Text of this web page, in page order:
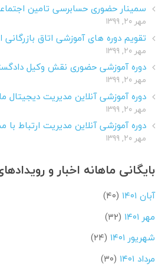
سمینار حضوری حسابرسی تامین
مهر ۲۰, ۱۳۹۹
تقویم دوره های آموزشی اتاق بازرگانی
مهر ۲۰, ۱۳۹۹
دوره آموزشی حضوری نقش وکیل
مهر ۲۰, ۱۳۹۹
دوره آموزشی آنلاین مدیریت دیجیتال
مهر ۲۰, ۱۳۹۹
دوره آموزشی آنلاین مدیریت ارتباط با
مهر ۲۰, ۱۳۹۹
بایگانی ماهانه اخبار و
آبان ۱۴۰۱
(۴۰)
مهر ۱۴۰۱
(۳۲)
شهریور ۱۴۰۱
(۲۴)
مرداد ۱۴۰۱
(۳۰)